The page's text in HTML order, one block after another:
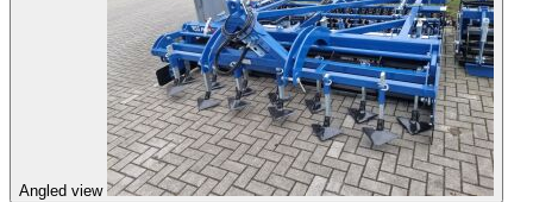
Angled view